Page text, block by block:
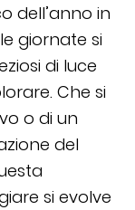
dell’anno in
giornate si
di luce
Che si
o di un
del
si evolve